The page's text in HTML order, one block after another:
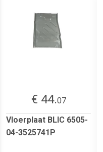
€ 44.07
Vloerplaat BLIC 6505-
04-3525741P